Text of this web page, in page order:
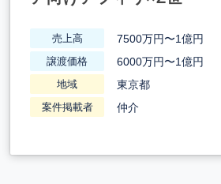
売上高 7500万円〜1億円
譲渡価格 6000万円〜1億円
地域 東京都
案件掲載者 仲介